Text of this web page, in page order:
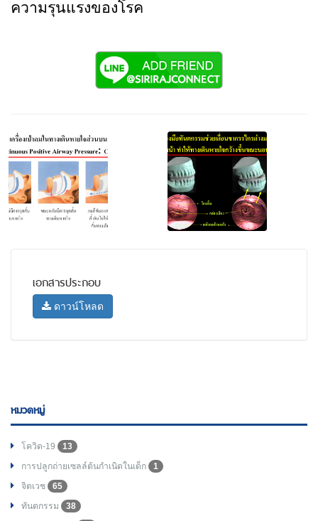
ความรุนแรงของโรค
เอกสารประกอบ
ดาวน์โหลด
หมวดหมู่
โควิด-19
13
การปลูกถ่ายเซลล์ต้นกำเนิดในเด็ก
1
จิตเวช
65
ทันตกรรม
38